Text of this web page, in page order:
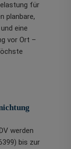
für
planbare,
eine
vor Ort –
werden
bis zur